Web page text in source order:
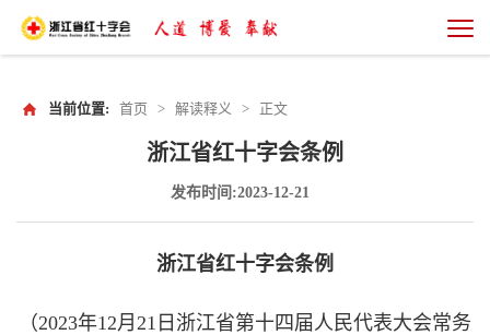
当前位置: 首页 > 解读释义 > 正文
浙江省红十字会条例
发布时间:2023-12-21
浙江省红十字会条例
（2023年12月21日浙江省第十四届人民代表大会常务